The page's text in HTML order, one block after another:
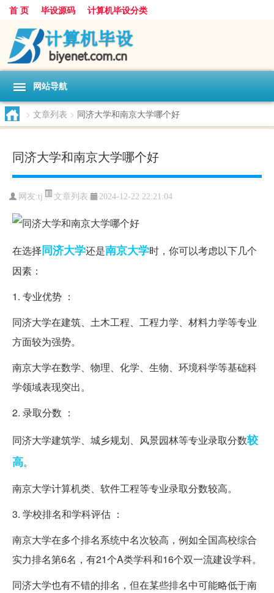
首 页 毕设源码 计算机毕设分类
网站导航
> 文章列表 > 同济大学和南京大学哪个好
同济大学和南京大学哪个好
网友:tj 文章列表 2024-12-22 22:21:04
在选择同济大学还是南京大学时，你可以考虑以下几个
因素：
1. 专业优势 ：
同济大学在建筑、土木工程、工程力学、材料力学等专业
方面较为强势。
南京大学在数学、物理、化学、生物、环境科学等基础科
学领域表现突出。
2. 录取分数 ：
同济大学建筑学、城乡规划、风景园林等专业录取分数较
高。
南京大学计算机类、软件工程等专业录取分数较高。
3. 学校排名和学科评估 ：
南京大学在多个排名系统中名次较高，例如全国高校综合
实力排名第6名，有21个A类学科和16个双一流建设学科。
同济大学也有不错的排名，但在某些排名中可能略低于南